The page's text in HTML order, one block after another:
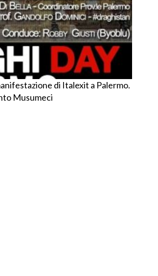
di Italexit a Palermo.
Musumeci